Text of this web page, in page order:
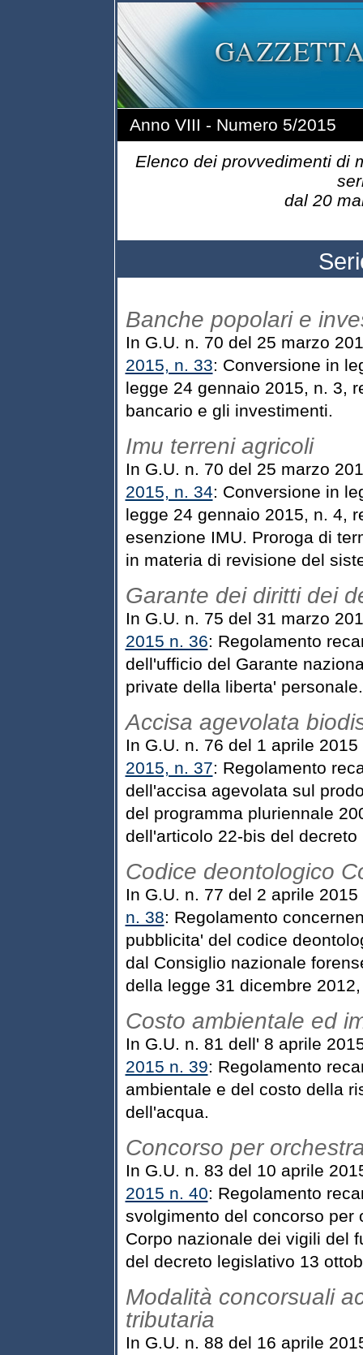
Anno VIII - Numero 5/2015
Elenco dei provvedimenti di
dal 20
Banche popolari e
In G.U. n. 70 del 25 marzo
2015, n. 33: Conversione in
legge 24 gennaio 2015, n. 3,
bancario e gli investimenti.
Imu terreni agricoli
In G.U. n. 70 del 25 marzo
2015, n. 34: Conversione in
legge 24 gennaio 2015, n. 4,
esenzione IMU. Proroga di
in materia di revisione del
Garante dei diritti dei
In G.U. n. 75 del 31 marzo
2015 n. 36: Regolamento
dell'ufficio del Garante
private della liberta' personale.
Accisa agevolata
In G.U. n. 76 del 1 aprile
2015, n. 37: Regolamento
dell'accisa agevolata sul
del programma pluriennale
dell'articolo 22-bis del
Codice deontologico
In G.U. n. 77 del 2 aprile
n. 38: Regolamento
pubblicita' del codice
dal Consiglio nazionale
della legge 31 dicembre
Costo ambientale ed
In G.U. n. 81 dell' 8 aprile
2015 n. 39: Regolamento
ambientale e del costo della
dell'acqua.
Concorso per
In G.U. n. 83 del 10 aprile
2015 n. 40: Regolamento
svolgimento del concorso per
Corpo nazionale dei vigili del
del decreto legislativo 13
Modalità concorsuali
tributaria
In G.U. n. 88 del 16 aprile